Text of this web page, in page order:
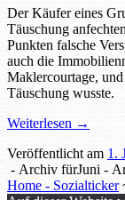
Der Käufer eines
Täuschung
Punkten falsche
auch die
Maklercourtage,
Täuschung wusste.
Weiterlesen →
Veröffentlicht am 1.
- Archiv fürJuni -
Home - Sozialticker